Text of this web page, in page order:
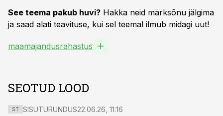
See teema pakub huvi? Hakka neid märksõnu jälgima
ja saad alati teavituse, kui sel teemal ilmub midagi uut!
maamajandusrahastus
SEOTUD LOOD
ST SISUTURUNDUS22.06.26, 11:16